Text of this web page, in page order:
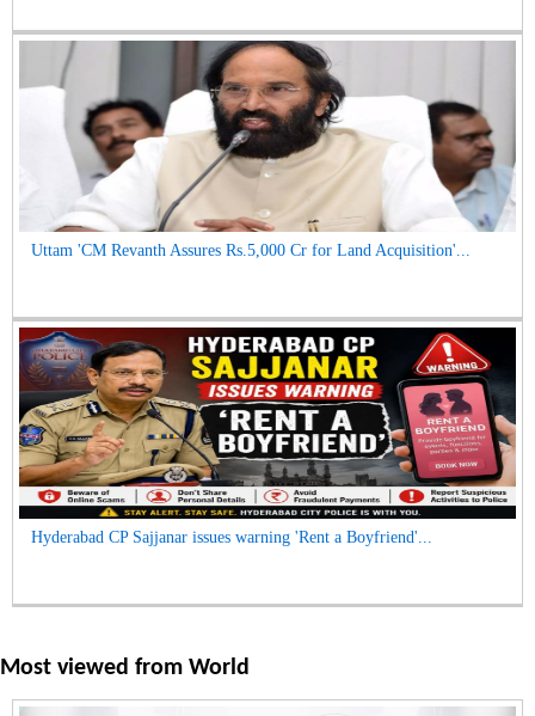
Uttam 'CM Revanth Assures Rs.5,000 Cr for Land Acquisition'...
Hyderabad CP Sajjanar issues warning 'Rent a Boyfriend'...
Most viewed from World